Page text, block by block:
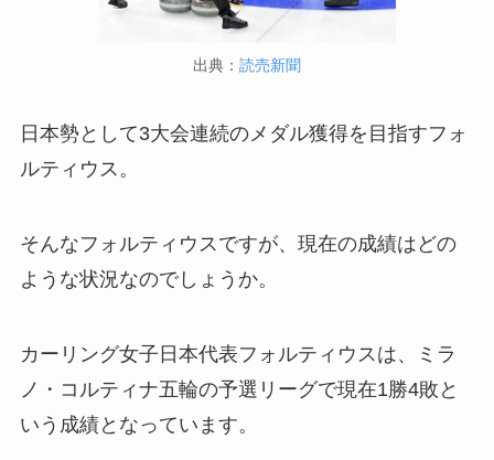
出典： 読売新聞
日本勢として3大会連続のメダル獲得を目指すフォ
ルティウス。
そんなフォルティウスですが、現在の成績はどの
ような状況なのでしょうか。
カーリング女子日本代表フォルティウスは、ミラ
ノ・コルティナ五輪の予選リーグで現在1勝4敗と
いう成績となっています。